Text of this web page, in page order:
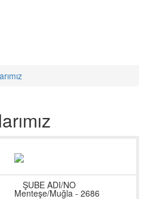
Menteşe/Muğla - 2686